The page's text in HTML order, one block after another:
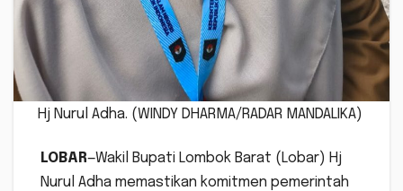
Hj Nurul Adha. (WINDY DHARMA/RADAR MANDALIKA)
LOBAR—Wakil Bupati Lombok Barat (Lobar) Hj
Nurul Adha memastikan komitmen pemerintah